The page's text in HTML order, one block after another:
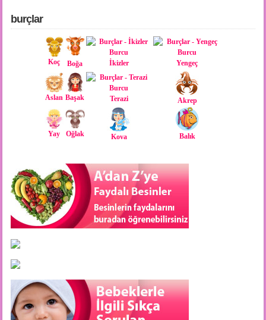
burçlar
Koç Boğa İkizler Yengeç
Aslan Başak Terazi Akrep
Yay Oğlak Kova Balık